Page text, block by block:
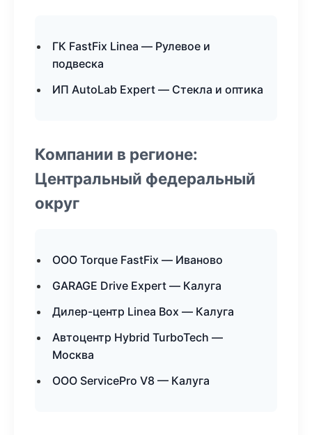
ГК FastFix Linea — Рулевое и
подвеска
ИП AutoLab Expert — Стекла и оптика
Компании в регионе:
Центральный федеральный
округ
ООО Torque FastFix — Иваново
GARAGE Drive Expert — Калуга
Дилер-центр Linea Box — Калуга
Автоцентр Hybrid TurboTech —
Москва
ООО ServicePro V8 — Калуга